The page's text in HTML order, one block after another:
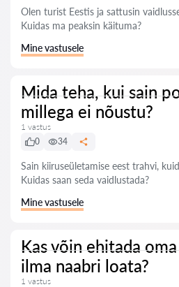
Olen turist Eestis ja sattusin
Kuidas ma peaksin käituma?
Mine vastusele
Mida teha, kui sain
millega ei nõustu?
1 vastus
0
34
Sain kiiruseületamise eest trahvi,
Kuidas saan seda vaidlustada?
Mine vastusele
Kas võin ehitada
ilma naabri loata?
1 vastus